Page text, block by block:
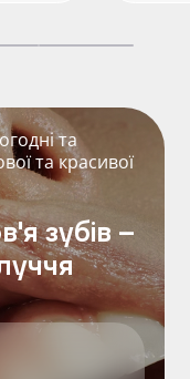
та
та красивої
зубів –